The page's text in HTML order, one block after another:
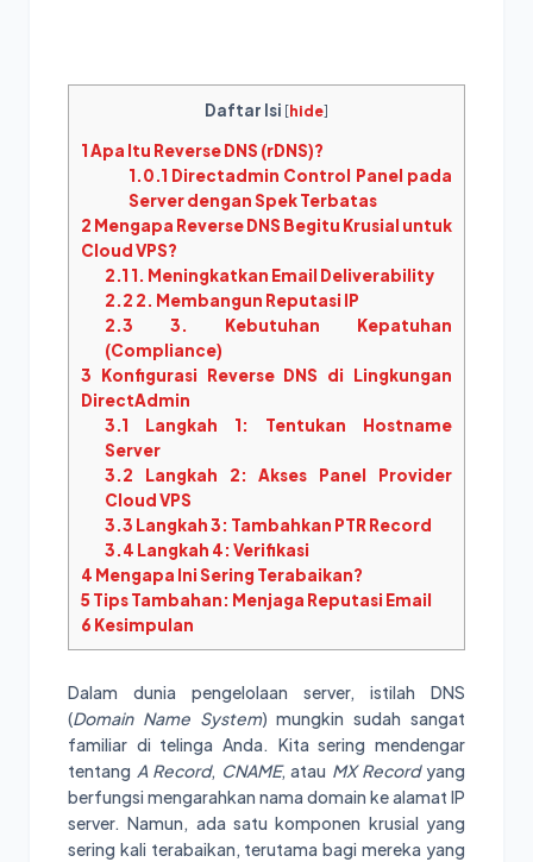
Daftar Isi [hide]
1Apa Itu Reverse DNS (rDNS)?
1.0.1 Directadmin Control Panel pada
Server dengan Spek Terbatas
2 Mengapa Reverse DNS Begitu Krusial untuk
Cloud VPS?
2.1 1. Meningkatkan Email Deliverability
2.2 2. Membangun Reputasi IP
2.3 3. Kebutuhan Kepatuhan
(Compliance)
3 Konfigurasi Reverse DNS di Lingkungan
DirectAdmin
3.1 Langkah 1: Tentukan Hostname
Server
3.2 Langkah 2: Akses Panel Provider
Cloud VPS
3.3 Langkah 3: Tambahkan PTR Record
3.4 Langkah 4: Verifikasi
4 Mengapa Ini Sering Terabaikan?
5Tips Tambahan: Menjaga Reputasi Email
6 Kesimpulan
Dalam dunia pengelolaan server, istilah DNS
(Domain Name System) mungkin sudah sangat
familiar di telinga Anda. Kita sering mendengar
tentang A Record, CNAME, atau MX Recordyang
berfungsi mengarahkan nama domain ke alamat IP
server. Namun, ada satu komponen krusial yang
sering kali terabaikan, terutama bagi mereka yang